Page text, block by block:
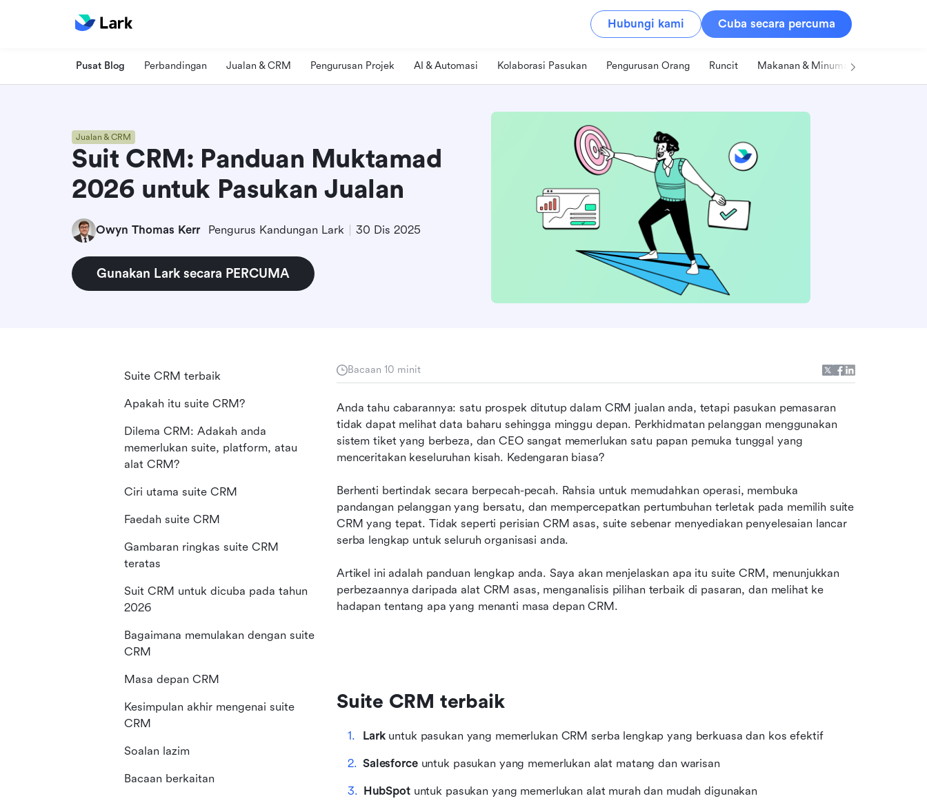
Hubungi kami Cuba secara percuma
Pusat Blog Perbandingan Jualan & CRM Pengurusan Projek AI & Automasi Kolaborasi Pasukan Pengurusan Orang Runcit Makanan & Minuman
Jualan & CRM
Suit CRM: Panduan Muktamad
2026 untuk Pasukan Jualan
Owyn Thomas Kerr Pengurus Kandungan Lark 30 Dis 2025
Gunakan Lark secara PERCUMA
Bacaan 10 minit
Anda tahu cabarannya: satu prospek ditutup dalam CRM jualan anda, tetapi pasukan pemasaran
tidak dapat melihat data baharu sehingga minggu depan. Perkhidmatan pelanggan menggunakan
sistem tiket yang berbeza, dan CEO sangat memerlukan satu papan pemuka tunggal yang
menceritakan keseluruhan kisah. Kedengaran biasa?
Berhenti bertindak secara berpecah-pecah. Rahsia untuk memudahkan operasi, membuka
pandangan pelanggan yang bersatu, dan mempercepatkan pertumbuhan terletak pada memilih suite
CRM yang tepat. Tidak seperti perisian CRM asas, suite sebenar menyediakan penyelesaian lancar
serba lengkap untuk seluruh organisasi anda.
Artikel ini adalah panduan lengkap anda. Saya akan menjelaskan apa itu suite CRM, menunjukkan
perbezaannya daripada alat CRM asas, menganalisis pilihan terbaik di pasaran, dan melihat ke
hadapan tentang apa yang menanti masa depan CRM.
Suite CRM terbaik
Lark untuk pasukan yang memerlukan CRM serba lengkap yang berkuasa dan kos efektif
Salesforce untuk pasukan yang memerlukan alat matang dan warisan
HubSpot untuk pasukan yang memerlukan alat murah dan mudah digunakan
Suite CRM terbaik
Apakah itu suite CRM?
Dilema CRM: Adakah anda
memerlukan suite, platform, atau
alat CRM?
Ciri utama suite CRM
Faedah suite CRM
Gambaran ringkas suite CRM
teratas
Suit CRM untuk dicuba pada tahun
2026
Bagaimana memulakan dengan suite
CRM
Masa depan CRM
Kesimpulan akhir mengenai suite
CRM
Soalan lazim
Bacaan berkaitan